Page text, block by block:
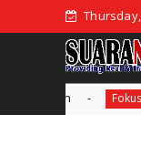
Ideologi